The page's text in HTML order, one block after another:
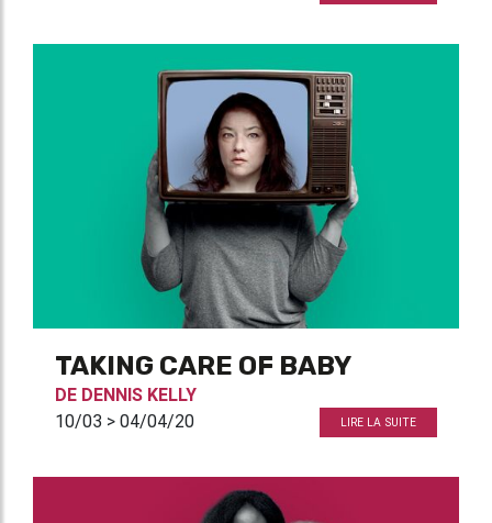
TAKING CARE OF BABY
DE DENNIS KELLY
10/03 > 04/04/20
LIRE LA SUITE